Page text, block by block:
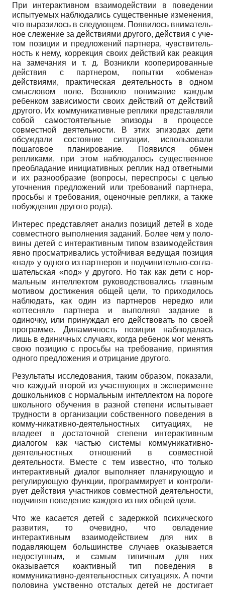
При интерактивном взаимодействии в поведении
испытуемых наблюдались существенные изменения,
что выразилось в следующем. Появилось вниматель­
ное слежение за действиями другого, действия с уче­
том позиции и предложений партнера, чувствитель­
ность к нему, коррекция своих действий как реакция
на замечания и т. д. Возникли кооперированные
дейст­вия с партнером, попытки «обмена»
действиями, прак­тическая деятельность в одном
смысловом поле. Воз­никло понимание каждым
ребенком зависимости сво­их действий от действий
другого. Их коммуникатив­ные реплики представляли
собой самостоятельные эпизоды в процессе
совместной деятельности. В этих эпизодах дети
обсуждали состояние ситуации, исполь­зовали
пошаговое планирование. Появился обмен
репликами, при этом наблюдалось существенное
пре­обладание инициативных реплик над ответными
и их разнообразие (вопросы, переспросы с целью
уточне­ния предложений или требований партнера,
просьбы и требования, оценочные реплики, а также
побуждения другого рода).
Интерес представляет анализ позиций детей в ходе
совместного выполнения заданий. Более чем у поло­
вины детей с интерактивным типом взаимодействия
явно просматривались устойчивая ведущая позиция
«над» у одного из партнеров и подчинительно-согла­
шательская «под» у другого. Но так как дети с нор­
мальным интеллектом руководствовались главным
мотивом достижения общей цели, то приходилось
на­блюдать, как один из партнеров нередко или
«оттес­нял» партнера и выполнял задание в
одиночку, или принуждал его действовать по своей
программе. Дина­мичность позиции наблюдалась
лишь в единичных случаях, когда ребенок мог менять
свою позицию с просьбы на требование, принятия
одного предложе­ния и отрицание другого.
Результаты исследования, таким образом, показали,
что каждый второй из участвующих в эксперименте
до­школьников с нормальным интеллектом на пороге
школьного обучения в разной степени испытывает
труд­ности в организации собственного поведения в
комму-никативно-деятельностных ситуациях, не
владеет в до­статочной степени интерактивным
диалогом как частью системы коммуникативно-
деятельностных отношений в совместной
деятельности. Вместе с тем известно, что только
интерактивный диалог выполняет планирующую и
регулирующую функции, программирует и контроли­
рует действия участников совместной деятельности,
подчиняя поведение каждого из них общей цели.
Что же касается детей с задержкой психического
развития, то очевидно, что овладение
интерактивным взаимодействием для них в
подавляющем большинст­ве случаев оказывается
недоступным, и самым типич­ным для них
оказывается коактивный тип поведения в
коммуникативно-деятельностных ситуациях. А почти
половина умственно отсталых детей не достигает